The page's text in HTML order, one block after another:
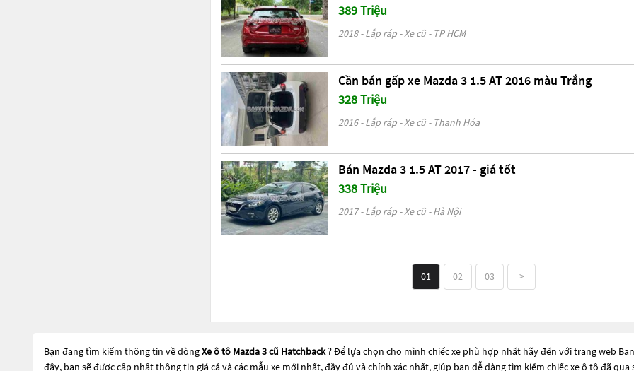
389 Triệu
2018 - Lắp ráp - Xe cũ - TP HCM
Cần bán gấp xe Mazda 3 1.5 AT 2016 màu Trắng
328 Triệu
2016 - Lắp ráp - Xe cũ - Thanh Hóa
Bán Mazda 3 1.5 AT 2017 - giá tốt
338 Triệu
2017 - Lắp ráp - Xe cũ - Hà Nội
01 02 03 >
Bạn đang tìm kiếm thông tin về dòngXe ô tô Mazda 3 cũ Hatchback? Để lựa chọn cho mình chiếc xe phù hợp nhất hãy đến với trang web
đây, bạn sẽ được cập nhật thông tin giá cả và các mẫu xe mới nhất, đầy đủ và chính xác nhất, giúp bạn dễ dàng tìm kiếm chiếc xe ô tô đã